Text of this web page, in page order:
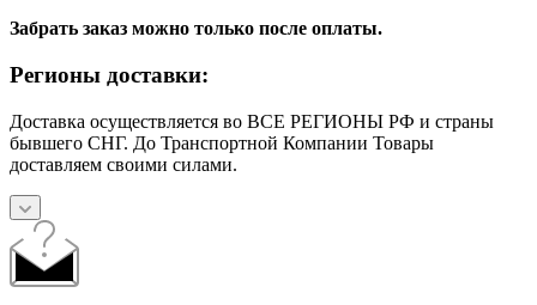
Забрать заказ можно только после оплаты.
Регионы доставки:
Доставка осуществляется во ВСЕ РЕГИОНЫ РФ и страны
бывшего СНГ. До Транспортной Компании Товары
доставляем своими силами.